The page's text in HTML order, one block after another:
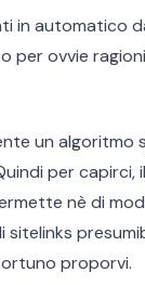
in automatico
per ovvie
un
per
nè di
sitelinks
proporvi.